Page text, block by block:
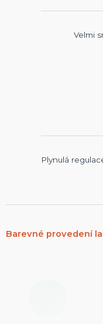
Velmi
Plynulá
Barevné provedení